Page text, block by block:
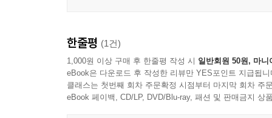
한줄평 (1건)
1,000원 이상 구매 후 한줄평 작성 시 일반회원 50원, 마니
eBook은 다운로드 후 작성한 리뷰만 YES포인트 지급됩니
클래스는 첫번째 회차 주문확정 시점부터 마지막 회차 주
eBook 페이백, CD/LP, DVD/Blu-ray, 패션 및 판매금지 상